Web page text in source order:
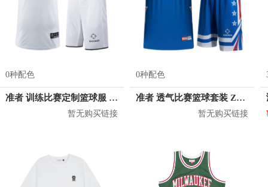
0种配色
准者 训练比赛定制篮球服 Z17110105
暂无购买链接
0种配色
准者 透气比赛篮球套装 Z118210177
暂无购买链接